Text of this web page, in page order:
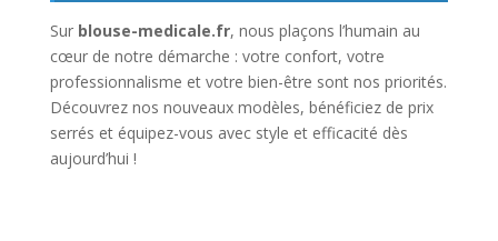
Sur blouse-medicale.fr, nous plaçons l’humain au
cœur de notre démarche : votre confort, votre
professionnalisme et votre bien-être sont nos priorités.
Découvrez nos nouveaux modèles, bénéficiez de prix
serrés et équipez-vous avec style et efficacité dès
aujourd’hui !